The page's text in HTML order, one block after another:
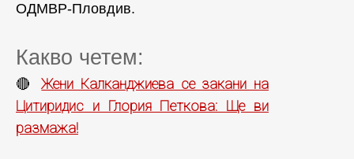
ОДМВР-Пловдив.
Какво четем:
🔴Жени Калканджиева се закани на
Цитиридис и Глория Петкова: Ще ви
размажа!